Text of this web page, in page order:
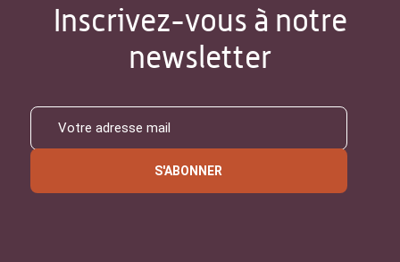
Inscrivez-vous à notre
newsletter
S'ABONNER